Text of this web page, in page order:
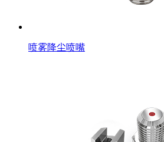
喷雾降尘喷嘴